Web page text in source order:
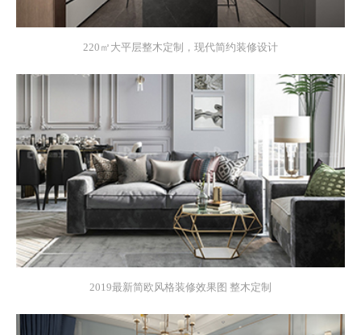
220㎡大平层整木定制，现代简约装修设计
2019最新简欧风格装修效果图 整木定制